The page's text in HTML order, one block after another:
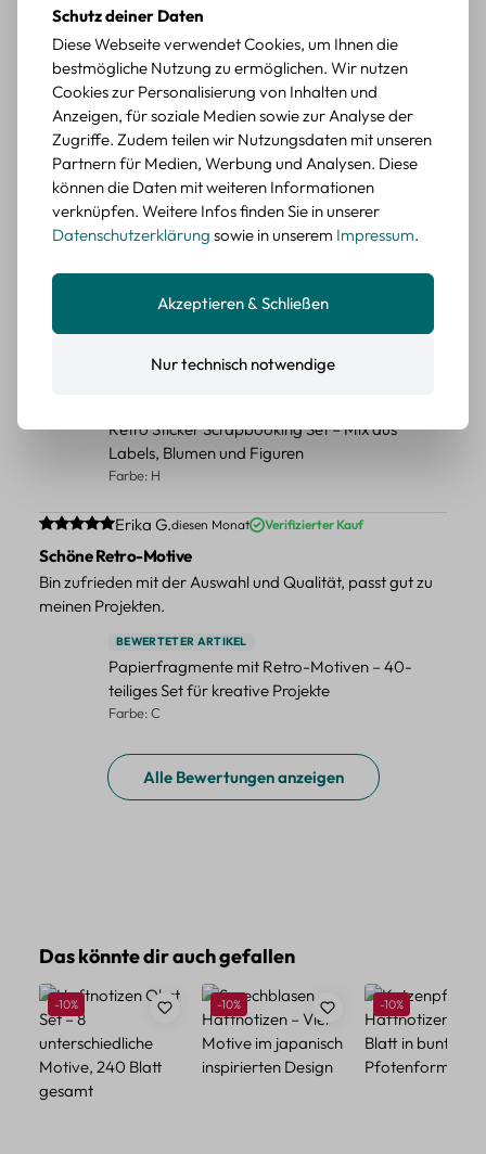
Durchschnittliche Bewertung von 5 von 5 Sternen
Erika G.diesen Monat Verifizierter Kauf
Schöne Motive
Die Sticker passen gut zu meinen Büchern, würde sie
wieder kaufen.
BEWERTETER ARTIKEL
Retro Blumen Sticker Set – 45 Stück mit 15
verschiedene Motive
Farbe: F
Durchschnittliche Bewertung von 5 von 5 Sternen
Retro Sticker Scrapbooking Set – Mix aus
Labels, Blumen und Figuren
Farbe: H
Durchschnittliche Bewertung von 5 von 5 Sternen
Erika G.diesen Monat Verifizierter Kauf
Schöne Retro-Motive
Bin zufrieden mit der Auswahl und Qualität, passt gut zu
meinen Projekten.
BEWERTETER ARTIKEL
Papierfragmente mit Retro-Motiven – 40-
teiliges Set für kreative Projekte
Farbe: C
Alle Bewertungen anzeigen
Produktgalerie überspringen
Das könnte dir auch gefallen
Rabatt
-10% Rabatt
-10% Rabatt
-10%
Schutz deiner Daten
Diese Webseite verwendet Cookies, um Ihnen die
bestmögliche Nutzung zu ermöglichen. Wir nutzen
Cookies zur Personalisierung von Inhalten und
Anzeigen, für soziale Medien sowie zur Analyse der
Zugriffe. Zudem teilen wir Nutzungsdaten mit unseren
Partnern für Medien, Werbung und Analysen. Diese
können die Daten mit weiteren Informationen
verknüpfen. Weitere Infos finden Sie in unserer
Datenschutzerklärung sowie in unserem Impressum.
Nur technisch notwendige
Akzeptieren & Schließen